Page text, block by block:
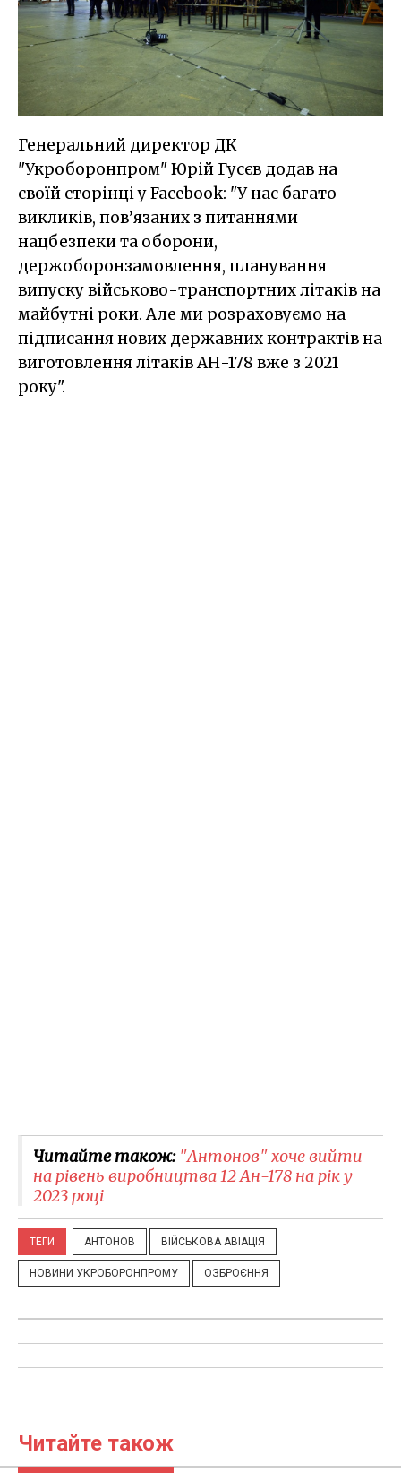
Генеральний директор ДК
"Укроборонпром" Юрій Гусєв додав на
своїй сторінці у Facebook: "У нас багато
викликів, пов’язаних з питаннями
нацбезпеки та оборони,
держоборонзамовлення, планування
випуску військово-транспортних літаків на
майбутні роки. Але ми розраховуємо на
підписання нових державних контрактів на
виготовлення літаків АН-178 вже з 2021
року".
Читайте також: "Антонов" хоче вийти
на рівень виробництва 12 Ан-178 на рік у
2023 році
ТЕГИ АНТОНОВ ВІЙСЬКОВА АВІАЦІЯ
НОВИНИ УКРОБОРОНПРОМУ ОЗБРОЄННЯ
Читайте також